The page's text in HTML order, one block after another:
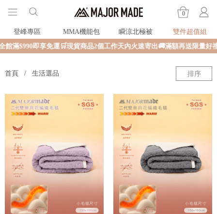
0
登峰專區 MMA機能包 瞬涼北極被
雙件超值組
$990即享免運🛒現貨商品2個工作天內火速寄出🚚滿額再送限量好禮✨
首頁 生活選品 排序